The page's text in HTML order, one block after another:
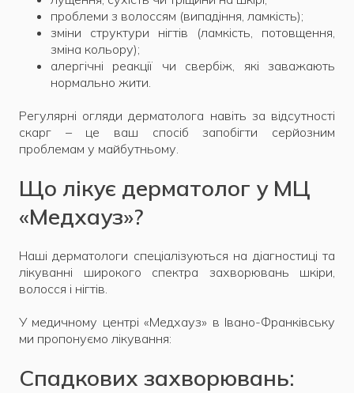
проблеми з волоссям (випадіння, ламкість);
зміни структури нігтів (ламкість, потовщення,
зміна кольору);
алергічні реакції чи свербіж, які заважають
нормально жити.
Регулярні огляди дерматолога навіть за відсутності
скарг – це ваш спосіб запобігти серйозним
проблемам у майбутньому.
Що лікує дерматолог у МЦ
«Медхауз»?
Наші дерматологи спеціалізуються на діагностиці та
лікуванні широкого спектра захворювань шкіри,
волосся і нігтів.
У медичному центрі «Медхауз» в Івано-Франківську
ми пропонуємо лікування:
Спадкових захворювань: